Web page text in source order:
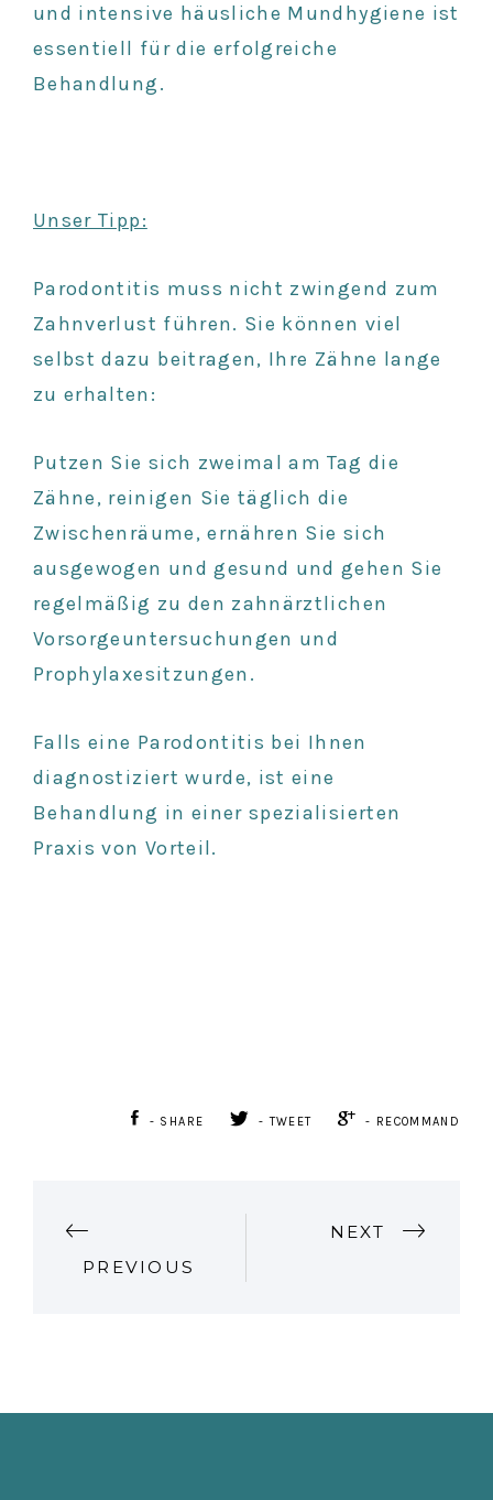
und intensive häusliche Mundhygiene ist
essentiell für die erfolgreiche
Behandlung.
Unser Tipp:
Parodontitis muss nicht zwingend zum
Zahnverlust führen. Sie können viel
selbst dazu beitragen, Ihre Zähne lange
zu erhalten:
Putzen Sie sich zweimal am Tag die
Zähne, reinigen Sie täglich die
Zwischenräume, ernähren Sie sich
ausgewogen und gesund und gehen Sie
regelmäßig zu den zahnärztlichen
Vorsorgeuntersuchungen und
Prophylaxesitzungen.
Falls eine Parodontitis bei Ihnen
diagnostiziert wurde, ist eine
Behandlung in einer spezialisierten
Praxis von Vorteil.
- SHARE - TWEET - RECOMMAND
P
PREVIOUS
NEXT